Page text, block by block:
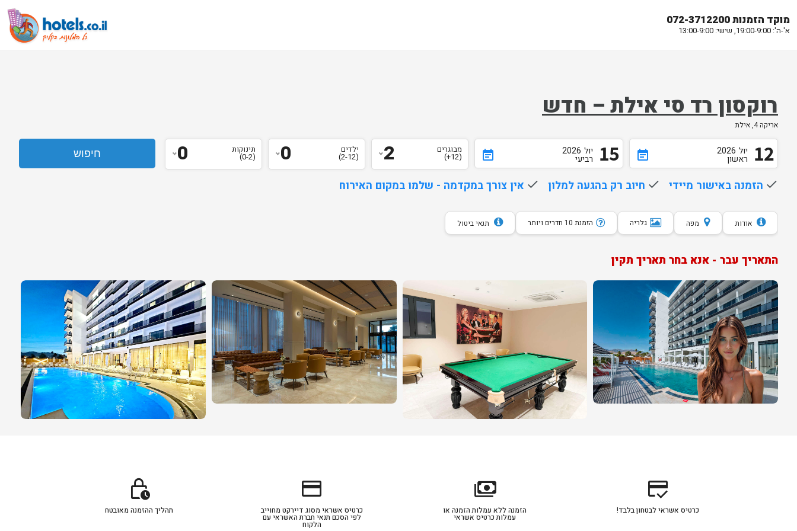
מוקד הזמנות 072-3712200
א'-ה': 19:00-9:00, שישי: 13:00-9:00
רוקסון רד סי אילת – חדש
אריקה 4, אילת
event_note 12 יול 2026
ראשון event_note 15 יול 2026
רביעי
מבוגרים
(12+)
2 ילדים
(2-12)
0 תינוקות
(0-2)
0
done הזמנה באישור מיידי done חיוב רק בהגעה למלון done אין צורך במקדמה - שלמו במקום האירוח
אודות מפה גלריה הזמנת 10 חדרים ויותר תנאי ביטול
התאריך עבר - אנא בחר תאריך תקין
credit_score
כרטיס אשראי לבטחון בלבד!
payments
הזמנה ללא עמלות הזמנה או
עמלות כרטיס אשראי
credit_card
כרטיס אשראי מסוג דיירקט מחוייב
לפי הסכם תנאי חברת האשראי עם
הלקוח
lock_clock
תהליך ההזמנה מאובטח